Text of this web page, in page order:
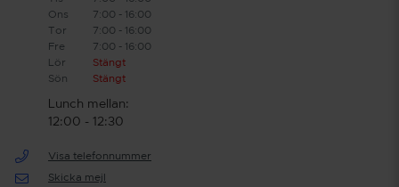
Ons
7:00 - 16:00
Tor
7:00 - 16:00
Fre
7:00 - 16:00
Lör
Stängt
Sön
Stängt
Lunch mellan:
12:00 - 12:30
Visa telefonnummer
Skicka mejl